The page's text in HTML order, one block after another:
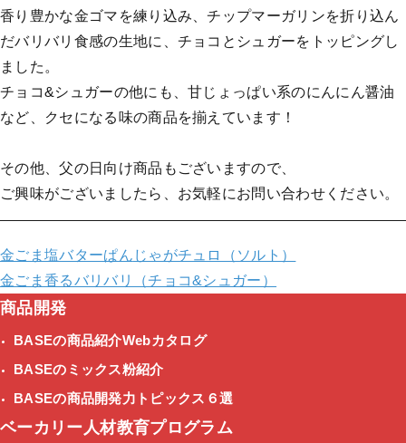
香り豊かな金ゴマを練り込み、チップマーガリンを折り込ん
だバリバリ食感の生地に、チョコとシュガーをトッピングし
ました。
チョコ&シュガーの他にも、甘じょっぱい系のにんにん醤油
など、クセになる味の商品を揃えています！
その他、父の日向け商品もございますので、
ご興味がございましたら、お気軽にお問い合わせください。
金ごま塩バターぱん じゃがチュロ（ソルト）
金ごま香るバリバリ（チョコ&シュガー）
商品開発
BASEの商品紹介Webカタログ
BASEのミックス粉紹介
BASEの商品開発力トピックス６選
ベーカリー人材教育プログラム